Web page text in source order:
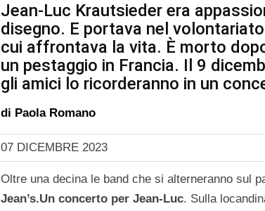
Jean-Luc Krautsieder era
disegno. E portava nel
cui affrontava la vita. È morto
un pestaggio in Francia. Il 9
gli amici lo ricorderanno in un
di Paola Romano
07 DICEMBRE 2023
Oltre una decina le band che si alterneranno sul
Jean’s.Un concerto per Jean-Luc. Sulla